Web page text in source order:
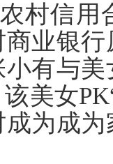
村信用
业银
有与
美女
为成